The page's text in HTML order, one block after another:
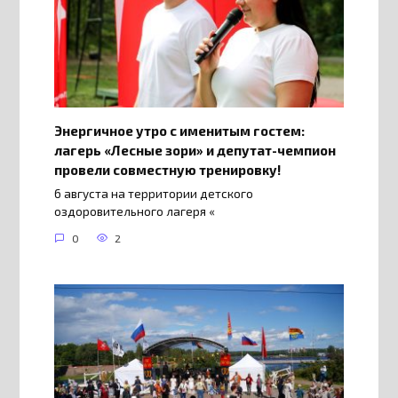
Энергичное утро с именитым гостем:
лагерь «Лесные зори» и депутат-чемпион
провели совместную тренировку!
6 августа на территории детского
оздоровительного лагеря «
0 2